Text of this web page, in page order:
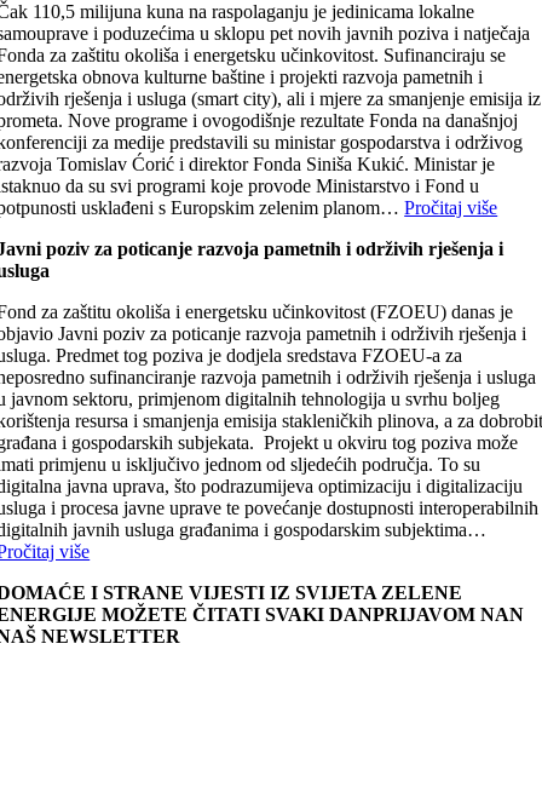
110,5 milijuna kuna na raspolaganju je jedinicama lokalne
i poduzećima u sklopu pet novih javnih poziva i natječaja
za zaštitu okoliša i energetsku učinkovitost. Sufinanciraju se
obnova kulturne baštine i projekti razvoja pametnih i
rješenja i usluga (smart city), ali i mjere za smanjenje emisija iz
Nove programe i ovogodišnje rezultate Fonda na današnjoj
za medije predstavili su ministar gospodarstva i održivog
Tomislav Ćorić i direktor Fonda Siniša Kukić. Ministar je
da su svi programi koje provode Ministarstvo i Fond u
usklađeni s Europskim zelenim planom…Pročitaj više
poziv za poticanje razvoja pametnih i održivih rješenja i
za zaštitu okoliša i energetsku učinkovitost (FZOEU) danas je
Javni poziv za poticanje razvoja pametnih i održivih rješenja i
Predmet tog poziva je dodjela sredstava FZOEU-a za
sufinanciranje razvoja pametnih i održivih rješenja i usluga
javnom sektoru, primjenom digitalnih tehnologija u svrhu boljeg
resursa i smanjenja emisija stakleničkih plinova, a za
i gospodarskih subjekata. Projekt u okviru tog poziva može
primjenu u isključivo jednom od sljedećih područja. To su
javna uprava, što podrazumijeva optimizaciju i digitalizaciju
i procesa javne uprave te povećanje dostupnosti interoperabilnih
javnih usluga građanima i gospodarskim subjektima…
više
I STRANE VIJESTI IZ SVIJETA ZELENE
MOŽETE ČITATI SVAKI DANPRIJAVOM NAN
NEWSLETTER